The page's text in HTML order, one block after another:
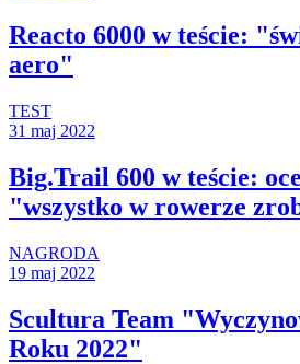
Reacto 6000 w teście:
aero"
TEST
31 maj 2022
Big.Trail 600 w teście:
"wszystko w rowerze
NAGRODA
19 maj 2022
Scultura Team
Roku 2022"